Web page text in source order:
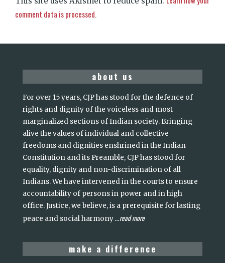
comment data is processed.
about us
For over 15 years, CJP has stood for the defence of
rights and dignity of the voiceless and most
marginalized sections of Indian society. Bringing
alive the values of individual and collective
freedoms and dignities enshrined in the Indian
Constitution and its Preamble, CJP has stood for
equality, dignity and non-discrimination of all
Indians. We have intervened in the courts to ensure
accountability of persons in power and in high
office. Justice, we believe, is a prerequisite for lasting
peace and social harmony...read more
make a difference